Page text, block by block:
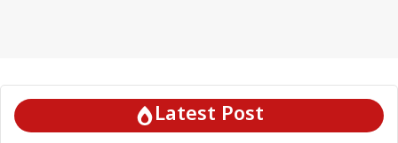
Latest Post